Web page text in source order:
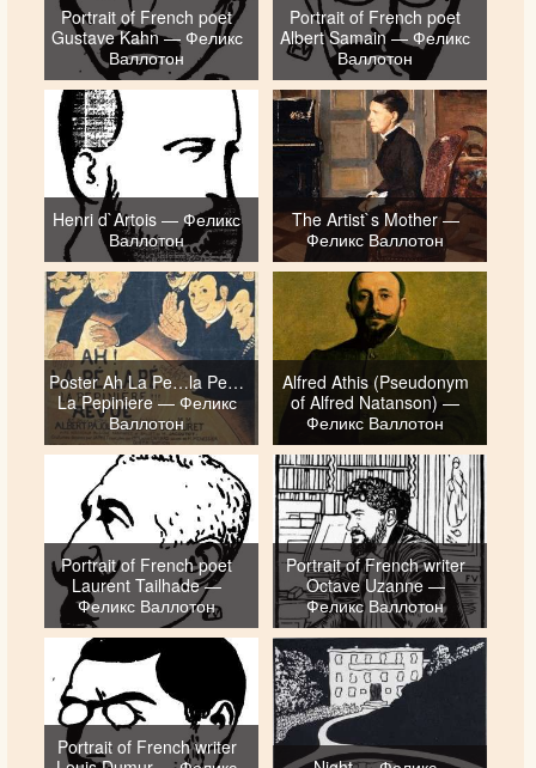
Portrait of French poet
Gustave Kahn — Феликс
Валлотон
Portrait of French poet
Albert Samain — Феликс
Валлотон
Henri d`Artois — Феликс
Валлотон
The Artist`s Mother —
Феликс Валлотон
Poster Ah La Pe…la Pe…
La Pepiniere — Феликс
Валлотон
Alfred Athis (Pseudonym
of Alfred Natanson) —
Феликс Валлотон
Portrait of French poet
Laurent Tailhade —
Феликс Валлотон
Portrait of French writer
Octave Uzanne —
Феликс Валлотон
Portrait of French writer